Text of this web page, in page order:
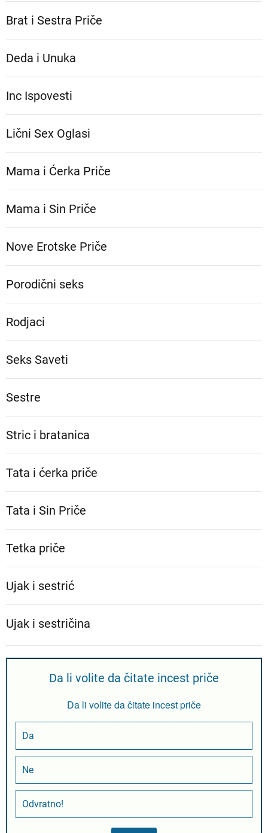
Brat i Sestra Priče
Deda i Unuka
Inc Ispovesti
Lični Sex Oglasi
Mama i Ćerka Priče
Mama i Sin Priče
Nove Erotske Priče
Porodični seks
Rodjaci
Seks Saveti
Sestre
Stric i bratanica
Tata i ćerka priče
Tata i Sin Priče
Tetka priče
Ujak i sestrić
Ujak i sestričina
Da li volite da čitate incest priče
Da li volite da čitate incest priče
Da
Ne
Odvratno!